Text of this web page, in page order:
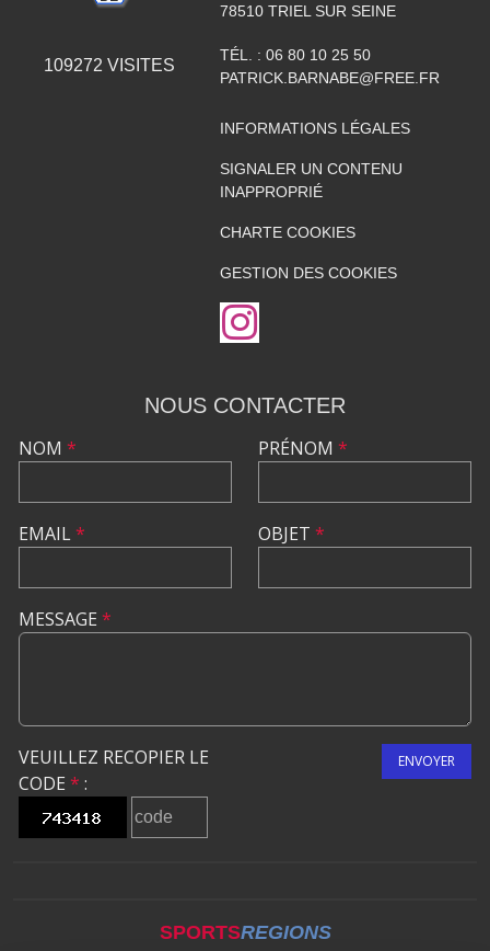
109272 VISITES
78510 TRIEL SUR SEINE
TÉL. : 06 80 10 25 50
PATRICK.BARNABE@FREE.FR
INFORMATIONS LÉGALES
SIGNALER UN CONTENU
INAPPROPRIÉ
CHARTE COOKIES
GESTION DES COOKIES
NOUS CONTACTER
NOM *
EMAIL*
PRÉNOM *
OBJET *
MESSAGE *
VEUILLEZ RECOPIER LE
CODE * :
ENVOYER
SPORTSREGIONS